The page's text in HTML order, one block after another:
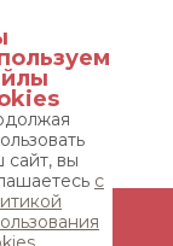
пр-т Андропова
15
сайт, вы
с